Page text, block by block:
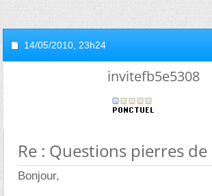
14/05/2010, 23h24
invitefb5e5308
Re : Questions pierres
Bonjour,